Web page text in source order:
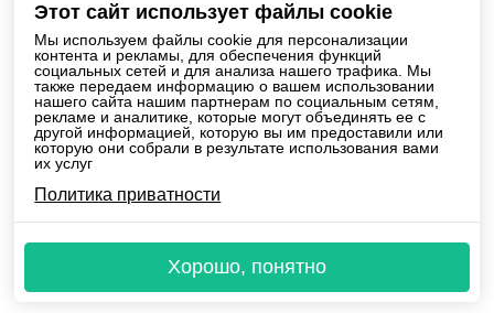
Этот сайт использует файлы cookie
Мы используем файлы cookie для персонализации
контента и рекламы, для обеспечения функций
социальных сетей и для анализа нашего трафика. Мы
также передаем информацию о вашем использовании
нашего сайта нашим партнерам по социальным сетям,
рекламе и аналитике, которые могут объединять ее с
другой информацией, которую вы им предоставили или
которую они собрали в результате использования вами
их услуг
Политика приватности
Хорошо, понятно
Расскажем про наши новости, скидки и интересные вещи
Ответим на все ваши вопросы
kontakt@polishforbelarus.com
+48 573 568 339